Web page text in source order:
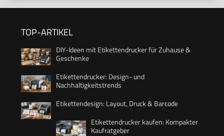
TOP-ARTIKEL
DIY-Ideen mit Etikettendrucker für Zuhause &
Geschenke
Etikettendrucker: Design- und
Nachhaltigkeitstrends
Etikettendesign: Layout, Druck & Barcode
Etikettendrucker kaufen: Kompakter
Kaufratgeber